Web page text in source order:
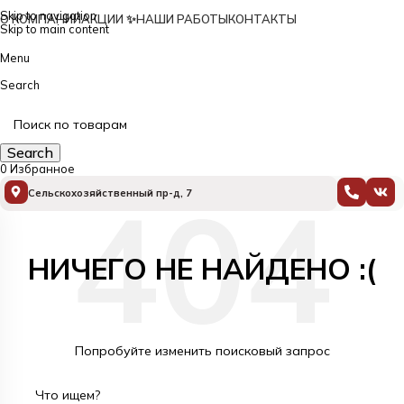
Skip to navigation
Skip to main content
О КОМПАНИИАКЦИИ ✨НАШИ РАБОТЫКОНТАКТЫ
Menu
Search
Search
0 Избранное
Сельскохозяйственный пр-д, 7
НИЧЕГО НЕ НАЙДЕНО :(
Попробуйте изменить поисковый запрос